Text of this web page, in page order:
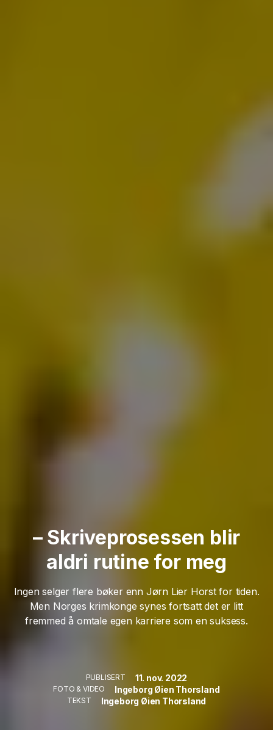
– Skriveprosessen blir
aldri rutine for meg
Ingen selger flere bøker enn Jørn Lier Horst for tiden.
Men Norges krimkonge synes fortsatt det er litt
fremmed å omtale egen karriere som en suksess.
PUBLISERT 11. nov. 2022
FOTO & VIDEO Ingeborg Øien Thorsland
TEKST Ingeborg Øien Thorsland